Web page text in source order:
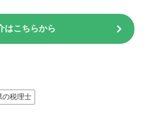
はこちらから
の税理士